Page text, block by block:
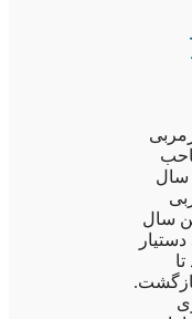
سال
سال